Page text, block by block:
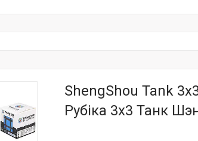
ShengShou Tank
Рубіка 3х3 Танк